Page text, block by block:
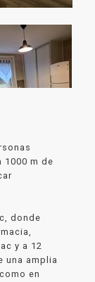
1000 m de
donde
y a 12
una amplia
en